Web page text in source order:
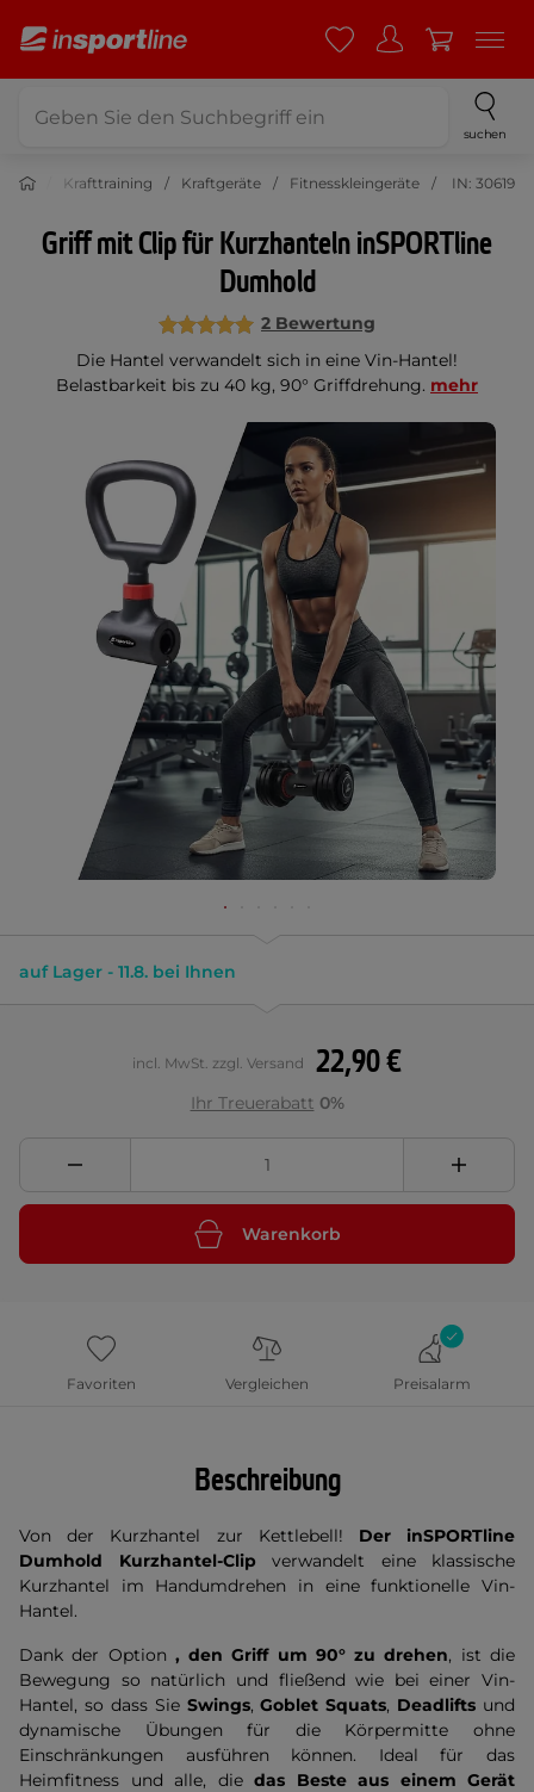
suchen
Krafttraining Kraftgeräte Fitnesskleingeräte IN: 30619
Griff mit Clip für Kurzhanteln inSPORTline
Dumhold
2 Bewertung
Die Hantel verwandelt sich in eine Vin-Hantel!
Belastbarkeit bis zu 40 kg, 90° Griffdrehung. mehr
auf Lager - 11.8. bei Ihnen
22,90 €
incl. MwSt. zzgl. Versand
Ihr Treuerabatt 0%
Warenkorb
Favoriten Vergleichen Preisalarm
Beschreibung
Von der Kurzhantel zur Kettlebell! Der inSPORTline
Dumhold Kurzhantel-Clip verwandelt eine klassische
Kurzhantel im Handumdrehen in eine funktionelle Vin-
Hantel.
Dank der Option , den Griff um 90° zu drehen, ist die
Bewegung so natürlich und fließend wie bei einer Vin-
Hantel, so dass SieSwings,Goblet Squats, Deadlifts und
dynamische Übungen für die Körpermitte ohne
Einschränkungen ausführen können. Ideal für das
Heimfitness und alle, die das Beste aus einem Gerät